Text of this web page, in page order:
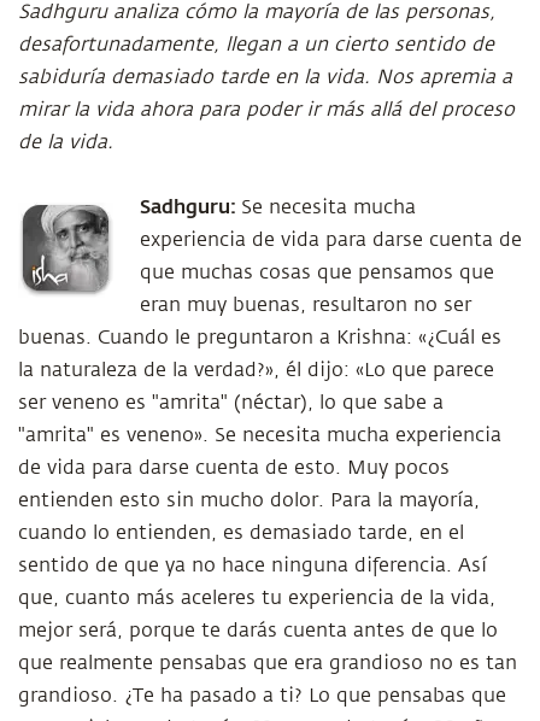
Sadhguru analiza cómo la mayoría de las personas,
desafortunadamente, llegan a un cierto sentido de
sabiduría demasiado tarde en la vida. Nos apremia a
mirar la vida ahora para poder ir más allá del proceso
de la vida.
Sadhguru: Se necesita mucha
experiencia de vida para darse cuenta de
que muchas cosas que pensamos que
eran muy buenas, resultaron no ser
buenas. Cuando le preguntaron a Krishna: «¿Cuál es
la naturaleza de la verdad?», él dijo: «Lo que parece
ser veneno es "amrita" (néctar), lo que sabe a
"amrita" es veneno». Se necesita mucha experiencia
de vida para darse cuenta de esto. Muy pocos
entienden esto sin mucho dolor. Para la mayoría,
cuando lo entienden, es demasiado tarde, en el
sentido de que ya no hace ninguna diferencia. Así
que, cuanto más aceleres tu experiencia de la vida,
mejor será, porque te darás cuenta antes de que lo
que realmente pensabas que era grandioso no es tan
grandioso. ¿Te ha pasado a ti? Lo que pensabas que